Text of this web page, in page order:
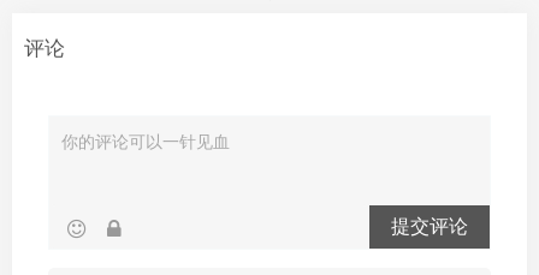
评论
提交评论